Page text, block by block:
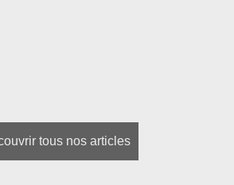
tous nos articles